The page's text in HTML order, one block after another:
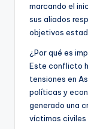
marcando el
sus aliados
objetivos
¿Por qué es
Este conflicto
tensiones en
políticas y
generado una
víctimas civiles